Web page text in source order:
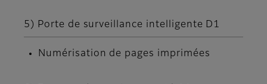
5) Porte de surveillance intelligente D1
Numérisation de pages imprimées